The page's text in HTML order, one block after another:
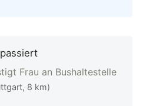
Frau an Bushaltestelle
8 km)